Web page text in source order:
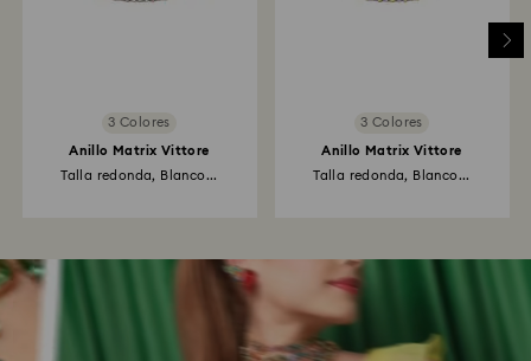
3 Colores
Anillo Matrix Vittore
Talla redonda, Blanco...
3 Colores
Anillo Matrix Vittore
Talla redonda, Blanco...